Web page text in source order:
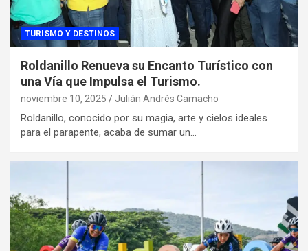
TURISMO Y DESTINOS
Roldanillo Renueva su Encanto Turístico con
una Vía que Impulsa el Turismo.
noviembre 10, 2025 Julián Andrés Camacho
Roldanillo, conocido por su magia, arte y cielos ideales
para el parapente, acaba de sumar un…